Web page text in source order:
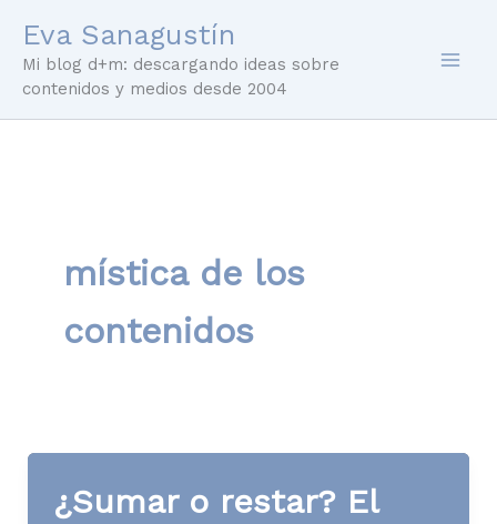
contenido
Eva Sanagustín
Mi blog d+m: descargando ideas sobre
contenidos y medios desde 2004
mística de los
contenidos
¿Sumar o restar? El